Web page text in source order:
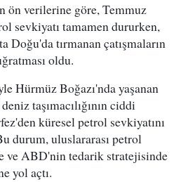
ön verilerine göre, Temmuz
sevkiyatı tamamen dururken,
Doğu'da tırmanan çatışmaların
oldu.
Hürmüz Boğazı'nda yaşanan
taşımacılığının ciddi
küresel petrol sevkiyatını
durum, uluslararası petrol
ve ABD'nin tedarik stratejisinde
yol açtı.